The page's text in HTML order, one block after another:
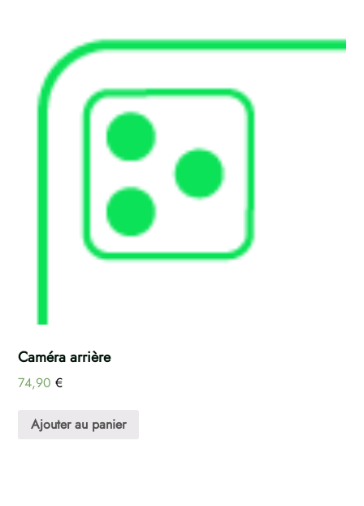
Caméra arrière
74,90 €
Ajouter au panier